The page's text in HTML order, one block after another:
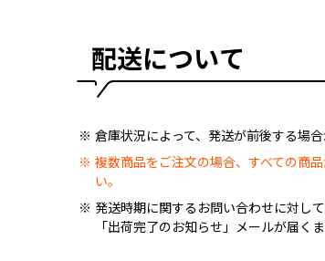
配送について
倉庫状況によって、発送が前後する場合
複数商品をご注文の場合、すべての商
い。
発送時期に関するお問い合わせに対し
「出荷完了のお知らせ」メールが届く